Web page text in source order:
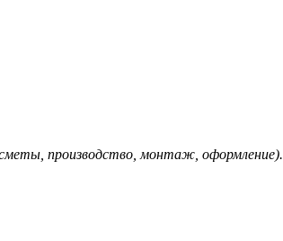
сметы, производство, монтаж, оформление).